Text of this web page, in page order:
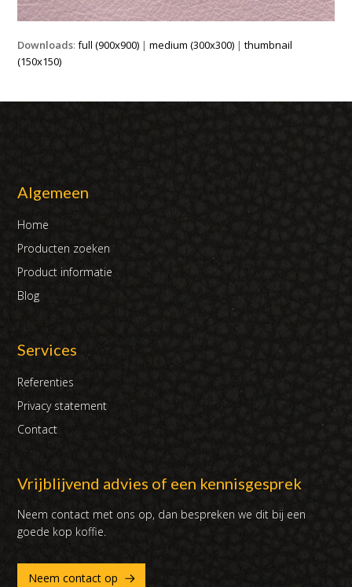
Downloads:full (900x900) |medium (300x300) |thumbnail
(150x150)
Algemeen
Home
Producten zoeken
Product informatie
Blog
Services
Referenties
Privacy statement
Contact
Vrijblijvend advies of een kennisgesprek
Neem contact met ons op, dan bespreken we dit bij een
goede kop koffie.
Neem contact op